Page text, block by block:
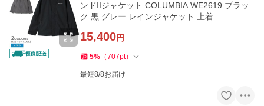
ンドIIジャケット COLUMBIA WE2619 ブラッ
ク 黒 グレー レインジャケット 上着
15,400円
5% （707pt）
最短8/8お届け